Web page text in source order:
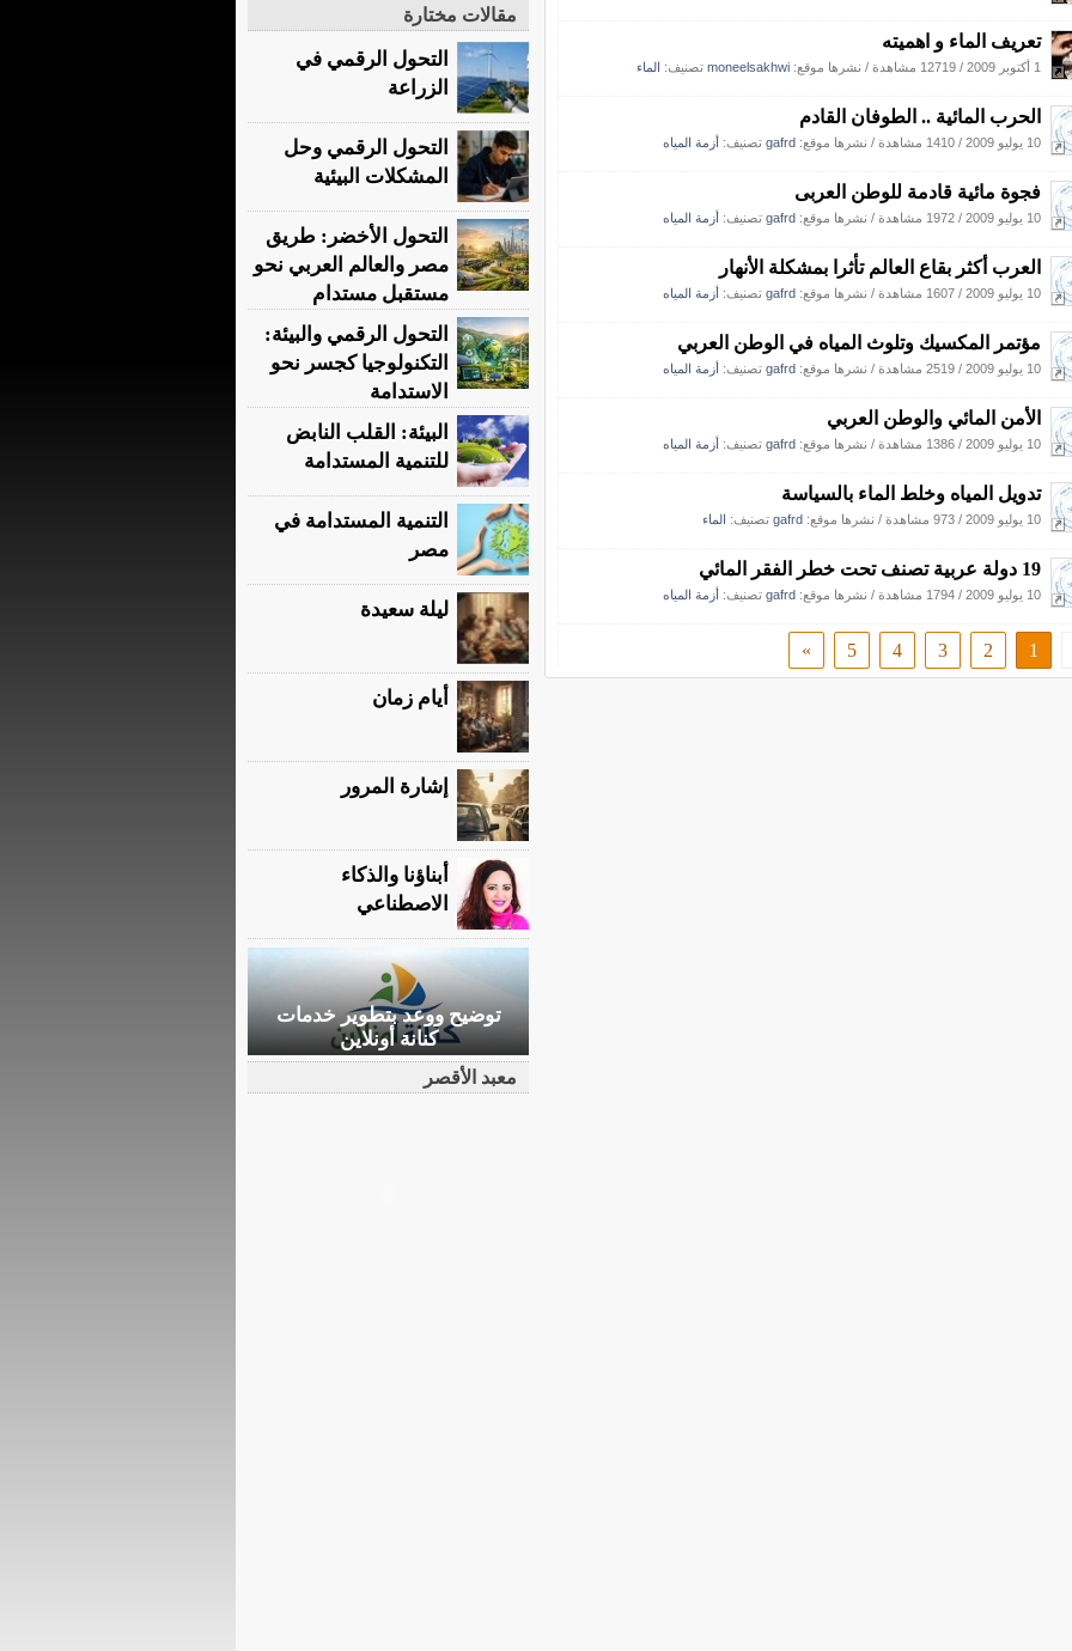
تعريف الماء و اهميته
1 أكتوبر 2009 / 12719 مشاهدة / نشرها موقع: moneelsakhwi تصنيف: الماء
الحرب المائية .. الطوفان القادم
10 يوليو 2009 / 1410 مشاهدة / نشرها موقع: gafrd تصنيف: أزمة المياه
فجوة مائية قادمة للوطن العربى
10 يوليو 2009 / 1972 مشاهدة / نشرها موقع: gafrd تصنيف: أزمة المياه
العرب أكثر بقاع العالم تأثرا بمشكلة الأنهار
10 يوليو 2009 / 1607 مشاهدة / نشرها موقع: gafrd تصنيف: أزمة المياه
مؤتمر المكسيك وتلوث المياه في الوطن العربي
10 يوليو 2009 / 2519 مشاهدة / نشرها موقع: gafrd تصنيف: أزمة المياه
الأمن المائي والوطن العربي
10 يوليو 2009 / 1386 مشاهدة / نشرها موقع: gafrd تصنيف: أزمة المياه
تدويل المياه وخلط الماء بالسياسة
10 يوليو 2009 / 973 مشاهدة / نشرها موقع: gafrd تصنيف: الماء
19 دولة عربية تصنف تحت خطر الفقر المائي
10 يوليو 2009 / 1794 مشاهدة / نشرها موقع: gafrd تصنيف: أزمة المياه
1
2
3
4
5
»
مقالات مختارة
التحول الرقمي في
الزراعة
التحول الرقمي وحل
المشكلات البيئية
التحول الأخضر: طريق
مصر والعالم العربي نحو
مستقبل مستدام
التحول الرقمي والبيئة:
التكنولوجيا كجسر نحو
الاستدامة
البيئة: القلب النابض
للتنمية المستدامة
التنمية المستدامة في
مصر
ليلة سعيدة
أيام زمان
إشارة المرور
أبناؤنا والذكاء
الاصطناعي
توضيح ووعد بتطوير خدمات
كنانة أونلاين
معبد الأقصر